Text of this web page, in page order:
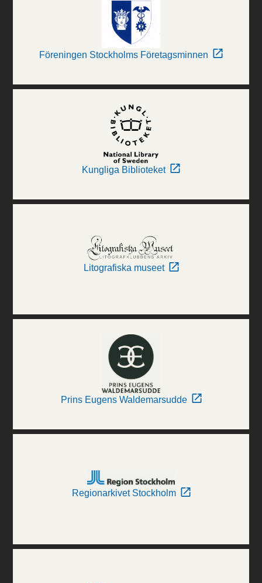
Föreningen Stockholms Företagsminnen
Kungliga Biblioteket
Litografiska museet
Prins Eugens Waldemarsudde
Regionarkivet Stockholm